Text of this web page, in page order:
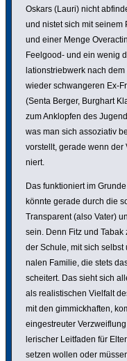
Oskars (Lauri) nicht
und nistet sich mit seinem
und einer Menge
Feelgood- und ein wenig
la­ti­ons­trieb­werk nach
wieder schwan­geren Ex-
(Senta Berger, Burghart
zum Anklopfen des
was man sich asso­ziativ
vorstellt, gerade wenn der
niert.
Das funk­tio­niert im
könnte gerade durch die
Trans­pa­rent (also Vater)
sein. Denn Fitz und
der Schule, mit sich
nalen Familie, die stets
scheitert. Das sieht sich
als realis­ti­schen Vielfalt
mit den gimmick­haften,
einge­streuter
le­ri­scher Leitfaden für
setzen wollen oder